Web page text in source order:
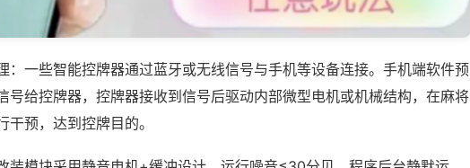
：一些智能控牌器通过蓝牙或无线信号与手机等设备连接。手机端软件预
号给控牌器，控牌器接收到信号后驱动内部微型电机或机械结构，在麻将
预，达到控牌目的。